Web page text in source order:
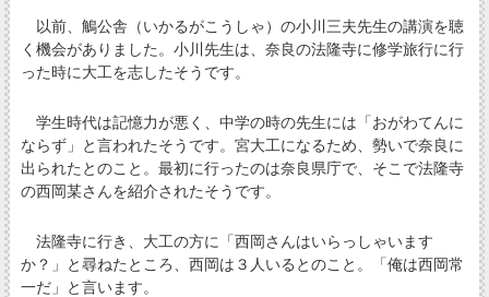
以前、鵤公舎（いかるがこうしゃ）の小川三夫先生の講演を聴
く機会がありました。小川先生は、奈良の法隆寺に修学旅行に行
った時に大工を志したそうです。
学生時代は記憶力が悪く、中学の時の先生には「おがわてんに
ならず」と言われたそうです。宮大工になるため、勢いで奈良に
出られたとのこと。最初に行ったのは奈良県庁で、そこで法隆寺
の西岡某さんを紹介されたそうです。
法隆寺に行き、大工の方に「西岡さんはいらっしゃいます
か？」と尋ねたところ、西岡は３人いるとのこと。「俺は西岡常
一だ」と言います。